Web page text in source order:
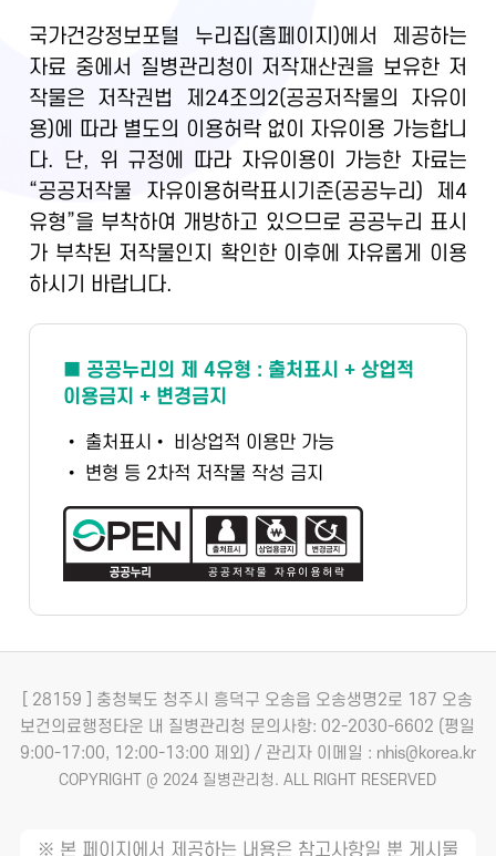
국가건강정보포털 누리집(홈페이지)에서 제공하는
자료 중에서 질병관리청이 저작재산권을 보유한 저
작물은 저작권법 제24조의2(공공저작물의 자유이
용)에 따라 별도의 이용허락 없이 자유이용 가능합니
다. 단, 위 규정에 따라 자유이용이 가능한 자료는
“공공저작물 자유이용허락표시기준(공공누리) 제4
유형”을 부착하여 개방하고 있으므로 공공누리 표시
가 부착된 저작물인지 확인한 이후에 자유롭게 이용
하시기 바랍니다.
■ 공공누리의 제 4유형 : 출처표시 + 상업적
이용금지 + 변경금지
• 출처표시 • 비상업적 이용만 가능
• 변형 등 2차적 저작물 작성 금지
[ 28159 ] 충청북도 청주시 흥덕구 오송읍 오송생명2로 187 오송
보건의료행정타운 내 질병관리청 문의사항: 02-2030-6602 (평일
9:00-17:00, 12:00-13:00 제외) / 관리자 이메일 : nhis@korea.kr
COPYRIGHT @ 2024 질병관리청. ALL RIGHT RESERVED
※ 본 페이지에서 제공하는 내용은 참고사항일 뿐 게시물